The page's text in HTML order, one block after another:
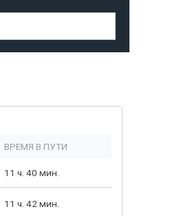
ВРЕМЯ В ПУТИ
11 ч. 40 мин.
11 ч. 42 мин.